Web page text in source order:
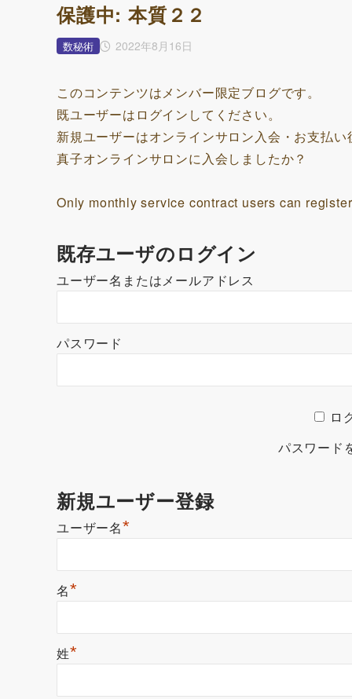
保護中: 本質２２
2022年8月16日
数秘術
このコンテンツはメンバー限定ブログです。
既ユーザーはログインしてください。
新規ユーザーはオンラインサロン入会・お支払
真子オンラインサロンに入会しましたか？
Only monthly service contract users can
既存ユーザのログイン
ユーザー名またはメールアドレス
パスワード
ロ
パスワード
新規ユーザー登録
ユーザー名*
名*
姓*